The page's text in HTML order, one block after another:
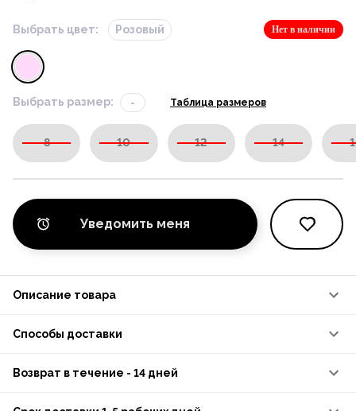
Выбрать цвет: Розовый Нет в наличии
Выбрать размер: - Таблица размеров
8 10 12 14
Уведомить меня
Описание товара
Способы доставки
Возврат в течение - 14 дней